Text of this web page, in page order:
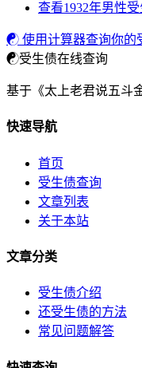
查看1932年男性
☯ 使用计算器查询你的
☯受生债在线查询
基于《太上老君说五斗
快速导航
首页
受生债查询
文章列表
关于本站
文章分类
受生债介绍
还受生债的方法
常见问题解答